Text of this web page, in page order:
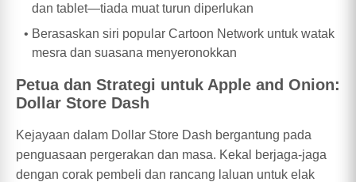
dan tablet—tiada muat turun diperlukan
Berasaskan siri popular Cartoon Network untuk watak
mesra dan suasana menyeronokkan
Petua dan Strategi untuk Apple and Onion:
Dollar Store Dash
Kejayaan dalam Dollar Store Dash bergantung pada
penguasaan pergerakan dan masa. Kekal berjaga-jaga
dengan corak pembeli dan rancang laluan untuk elak